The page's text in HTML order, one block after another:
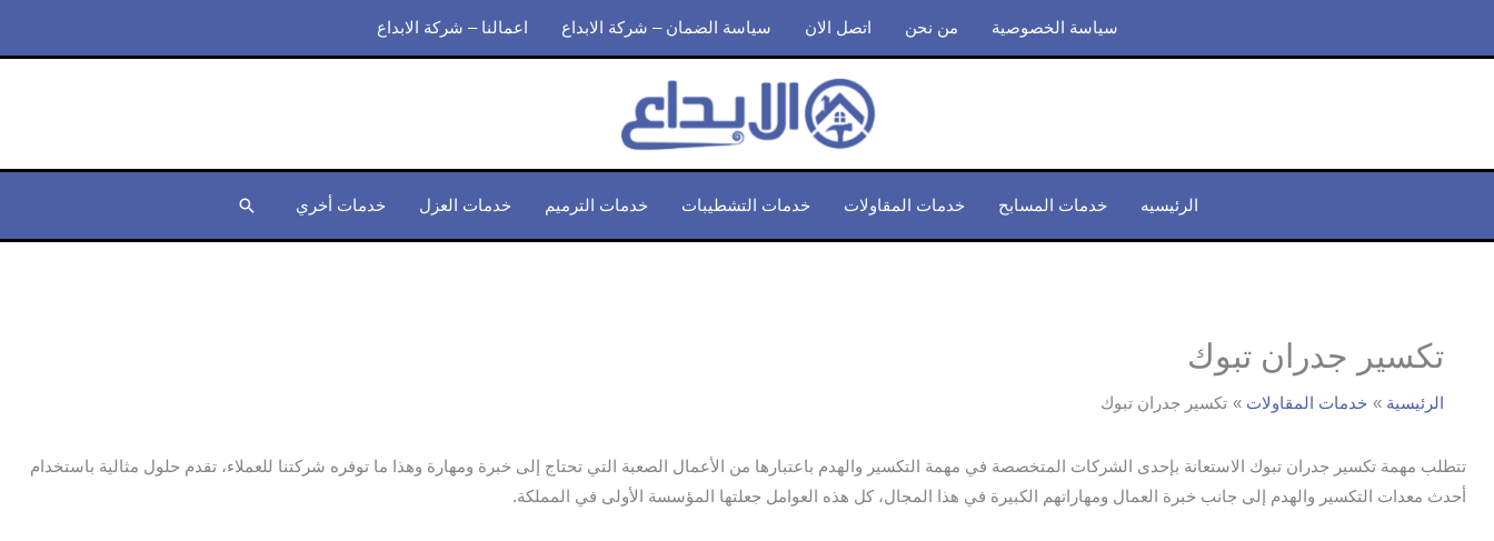
سياسة الخصوصية من نحن اتصل الان سياسة الضمان – شركة الابداع اعمالنا – شركة الابداع
الرئيسيه خدمات المسابح خدمات المقاولات خدمات التشطيبات خدمات الترميم خدمات العزل خدمات أخري البحث
تكسير جدران تبوك
الرئيسية خدمات المقاولات تكسير جدران تبوك
تتطلب مهمة تكسير جدران تبوك الاستعانة بإحدى الشركات المتخصصة في مهمة التكسير والهدم باعتبارها من الأعمال الصعبة التي تحتاج إلى خبرة ومهارة وهذا ما توفره شركتنا للعملاء، تقدم حلول مثالية باستخدام
أحدث معدات التكسير والهدم إلى جانب خبرة العمال ومهاراتهم الكبيرة في هذا المجال، كل هذه العوامل جعلتها المؤسسة الأولى في المملكة.